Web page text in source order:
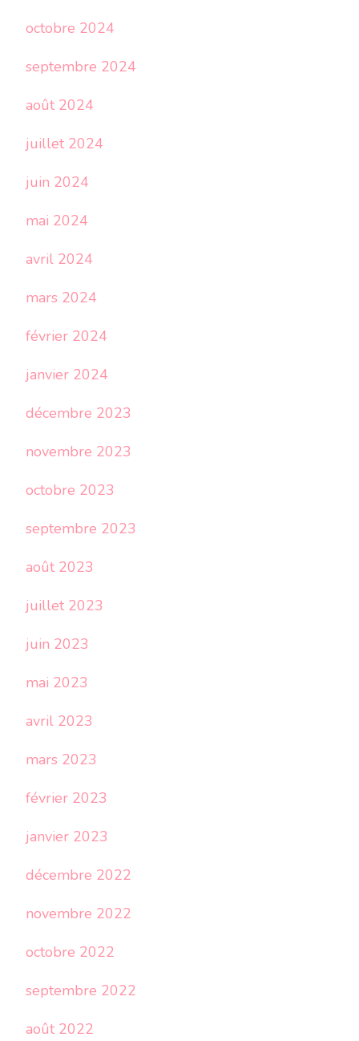
octobre 2024
septembre 2024
août 2024
juillet 2024
juin 2024
mai 2024
avril 2024
mars 2024
février 2024
janvier 2024
décembre 2023
novembre 2023
octobre 2023
septembre 2023
août 2023
juillet 2023
juin 2023
mai 2023
avril 2023
mars 2023
février 2023
janvier 2023
décembre 2022
novembre 2022
octobre 2022
septembre 2022
août 2022